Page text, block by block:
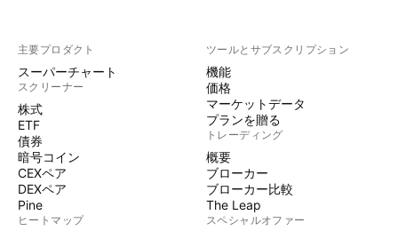
主要プロダクト
スーパーチャート
スクリーナー
株式
ETF
債券
暗号コイン
CEXペア
DEXペア
Pine
ヒートマップ
ツールとサブスクリプション
機能
価格
マーケットデータ
プランを贈る
トレーディング
概要
ブローカー
ブローカー比較
The Leap
スペシャルオファー